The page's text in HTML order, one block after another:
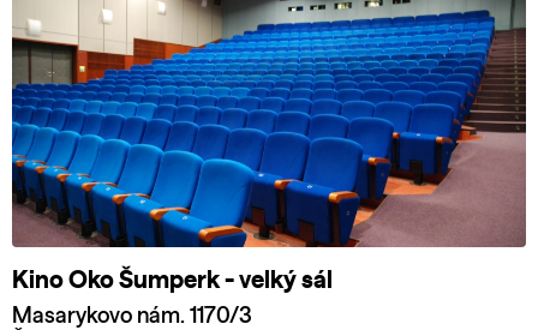
Kino Oko Šumperk - velký sál
Masarykovo nám. 1170/3